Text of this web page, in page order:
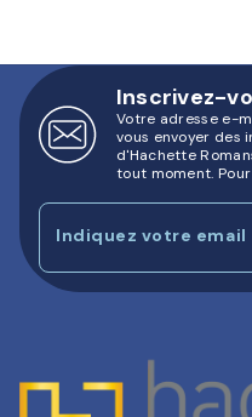
Inscrivez-
Votre adresse e-
vous envoyer des
d'Hachette
tout moment.
Indiquez votre email